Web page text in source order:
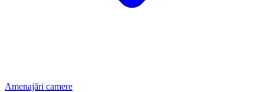
Amenajări camere